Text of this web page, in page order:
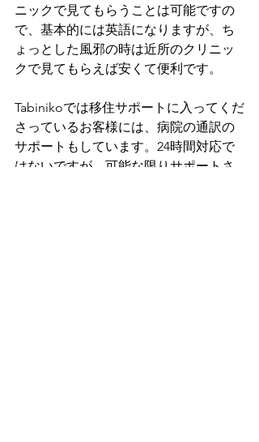
ニックで見てもらうことは可能ですの
で、基本的には英語になりますが、ち
ょっとした風邪の時は近所のクリニッ
クで見てもらえば安くて便利です。
Tabinikoでは移住サポートに入ってくだ
さっているお客様には、病院の通訳の
サポートもしています。24時間対応で
はないですが、可能な限りサポートさ